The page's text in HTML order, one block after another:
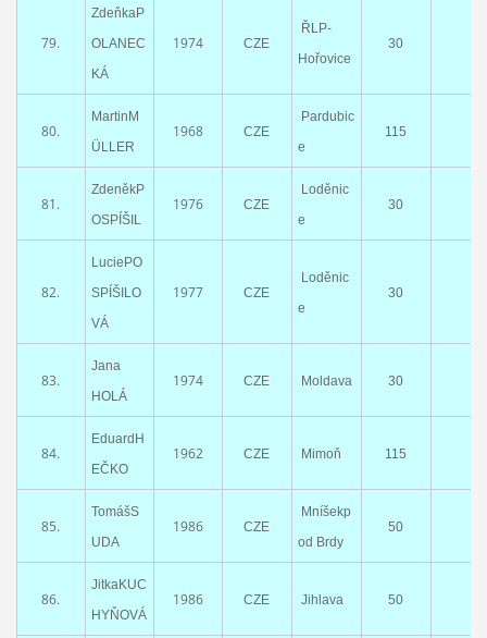
79.
ZdeňkaP
OLANEC
KÁ
1974 CZE
ŘLP-
Hořovice
30
80.
MartinM
ÜLLER
1968 CZE
Pardubic
e
115
81.
ZdeněkP
OSPÍŠIL
1976 CZE
Loděnic
e
30
82.
LuciePO
SPÍŠILO
VÁ
1977 CZE
Loděnic
e
30
83.
Jana
HOLÁ
1974 CZE Moldava 30
84.
EduardH
EČKO
1962 CZE Mimoň 115
85.
TomášS
UDA
1986 CZE
Mníšekp
od Brdy
50
86.
JitkaKUC
HYŇOVÁ
1986 CZE Jihlava 50